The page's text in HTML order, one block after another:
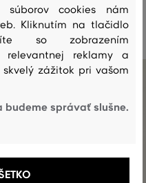
produkty
súborov cookies nám
Kliknutím na tlačidlo
so zobrazením
relevantnej reklamy a
zážitok pri vašom
budeme správať slušne.